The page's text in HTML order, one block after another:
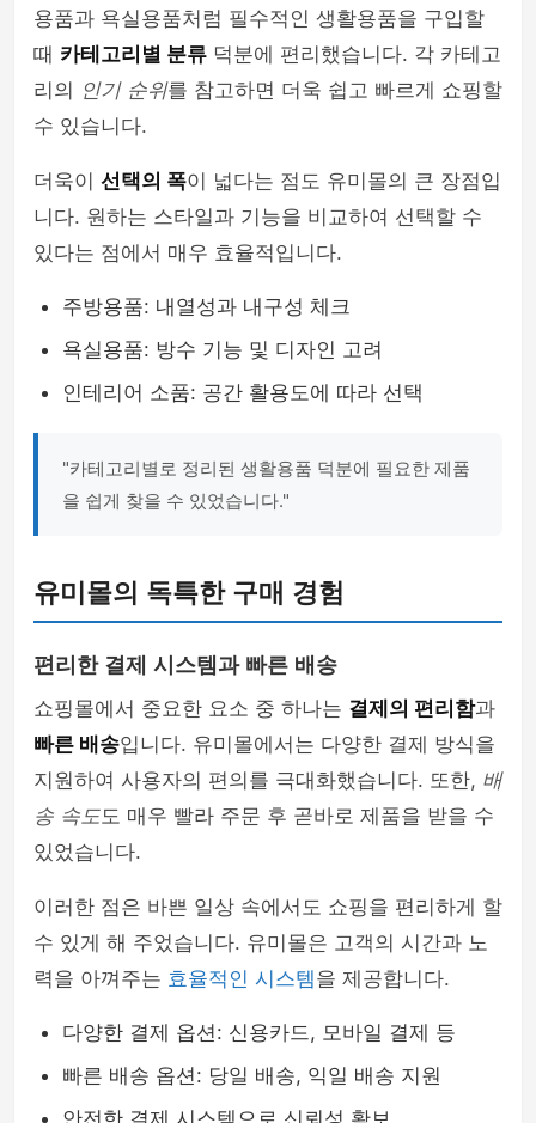
용품과 욕실용품처럼 필수적인 생활용품을 구입할
때 카테고리별 분류 덕분에 편리했습니다. 각 카테고
리의 인기 순위를 참고하면 더욱 쉽고 빠르게 쇼핑할
수 있습니다.
더욱이 선택의 폭이 넓다는 점도 유미몰의 큰 장점입
니다. 원하는 스타일과 기능을 비교하여 선택할 수
있다는 점에서 매우 효율적입니다.
주방용품: 내열성과 내구성 체크
욕실용품: 방수 기능 및 디자인 고려
인테리어 소품: 공간 활용도에 따라 선택
"카테고리별로 정리된 생활용품 덕분에 필요한 제품
을 쉽게 찾을 수 있었습니다."
유미몰의 독특한 구매 경험
편리한 결제 시스템과 빠른 배송
쇼핑몰에서 중요한 요소 중 하나는 결제의 편리함과
빠른 배송입니다. 유미몰에서는 다양한 결제 방식을
지원하여 사용자의 편의를 극대화했습니다. 또한, 배
송 속도도 매우 빨라 주문 후 곧바로 제품을 받을 수
있었습니다.
이러한 점은 바쁜 일상 속에서도 쇼핑을 편리하게 할
수 있게 해 주었습니다. 유미몰은 고객의 시간과 노
력을 아껴주는 효율적인 시스템을 제공합니다.
다양한 결제 옵션: 신용카드, 모바일 결제 등
빠른 배송 옵션: 당일 배송, 익일 배송 지원
안전한 결제 시스템으로 신뢰성 확보